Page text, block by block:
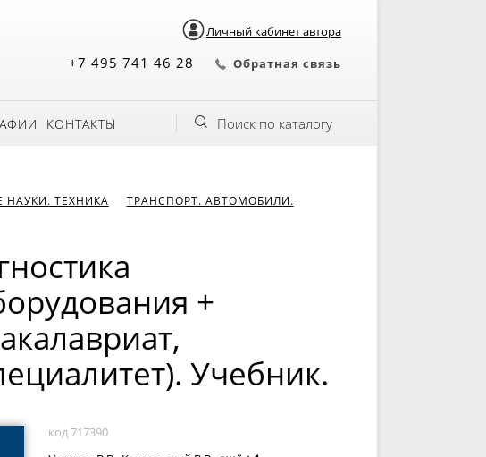
Личный кабинет автора
+7 495 741 46 28 Обратная связь
КОНТАКТЫ Поиск по каталогу
НАУКИ. ТЕХНИКА
ТРАНСПОРТ. АВТОМОБИЛИ.
+
Учебник.
код 717390